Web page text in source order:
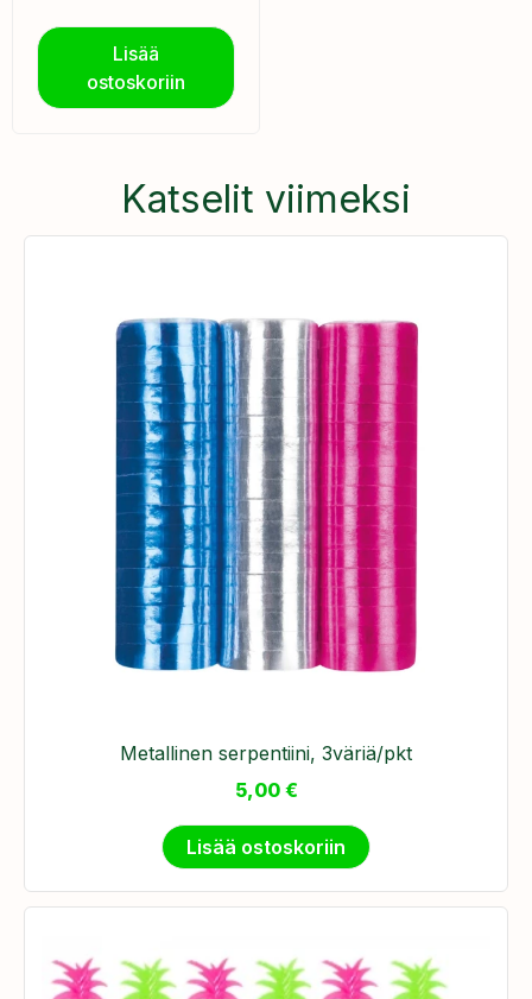
Lisää
ostoskoriin
Katselit viimeksi
Metallinen serpentiini, 3väriä/pkt
5,00 €
Lisää ostoskoriin